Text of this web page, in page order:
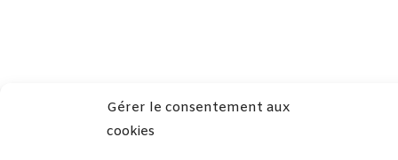
Gérer le consentement aux
cookies